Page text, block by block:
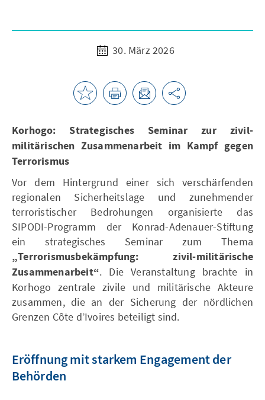
30. März 2026
Korhogo: Strategisches Seminar zur zivil-
militärischen Zusammenarbeit im Kampf gegen
Terrorismus
Vor dem Hintergrund einer sich verschärfenden
regionalen Sicherheitslage und zunehmender
terroristischer Bedrohungen organisierte das
SIPODI-Programm der Konrad-Adenauer-Stiftung
ein strategisches Seminar zum Thema
„Terrorismusbekämpfung: zivil-militärische
Zusammenarbeit“. Die Veranstaltung brachte in
Korhogo zentrale zivile und militärische Akteure
zusammen, die an der Sicherung der nördlichen
Grenzen Côte d’Ivoires beteiligt sind.
Eröffnung mit starkem Engagement der
Behörden